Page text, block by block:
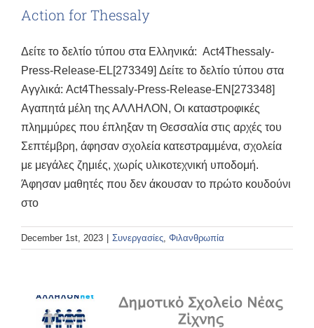
Action for Thessaly
Δείτε το δελτίο τύπου στα Ελληνικά: Act4Thessaly-
Press-Release-EL[273349] Δείτε το δελτίο τύπου στα
Αγγλικά: Act4Thessaly-Press-Release-EN[273348]
Αγαπητά μέλη της ΑΛΛΗΛΟΝ, Οι καταστροφικές
πλημμύρες που έπληξαν τη Θεσσαλία στις αρχές του
Σεπτέμβρη, άφησαν σχολεία κατεστραμμένα, σχολεία
με μεγάλες ζημιές, χωρίς υλικοτεχνική υποδομή.
Άφησαν μαθητές που δεν άκουσαν το πρώτο κουδούνι
στο
December 1st, 2023 Συνεργασίες Φιλανθρωπία